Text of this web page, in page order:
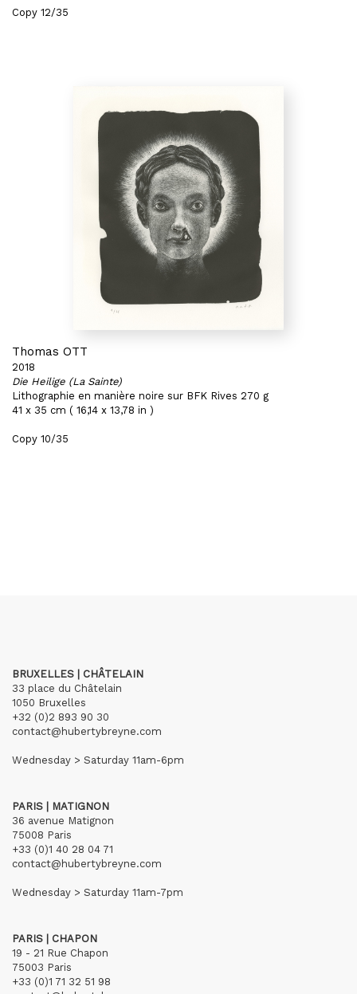
Copy 12/35
Thomas OTT
2018
Die Heilige (La Sainte)
Lithographie en manière noire sur BFK Rives 270 g
41 x 35 cm ( 16,14 x 13,78 in )
Copy 10/35
BRUXELLES | CHÂTELAIN
33 place du Châtelain
1050 Bruxelles
+32 (0)2 893 90 30
contact@hubertybreyne.com
Wednesday > Saturday 11am-6pm
PARIS | MATIGNON
36 avenue Matignon
75008 Paris
+33 (0)1 40 28 04 71
contact@hubertybreyne.com
Wednesday > Saturday 11am-7pm
PARIS | CHAPON
19 - 21 Rue Chapon
75003 Paris
+33 (0)1 71 32 51 98